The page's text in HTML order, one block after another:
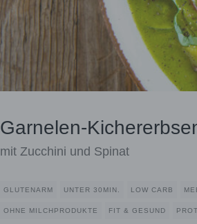
Garnelen-
mit Zucchini und Spinat
GLUTENARM UNTER 30MIN. LOW CARB
OHNE MILCHPRODUKTE FIT & GESUND